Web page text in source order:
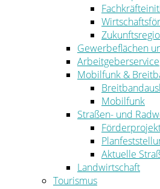
Gewerbeflächen
Arbeitgeberservice
Mobilfunk &
Mobilfunk
Straßen- und
Aktuelle
Landwirtschaft
Tourismus